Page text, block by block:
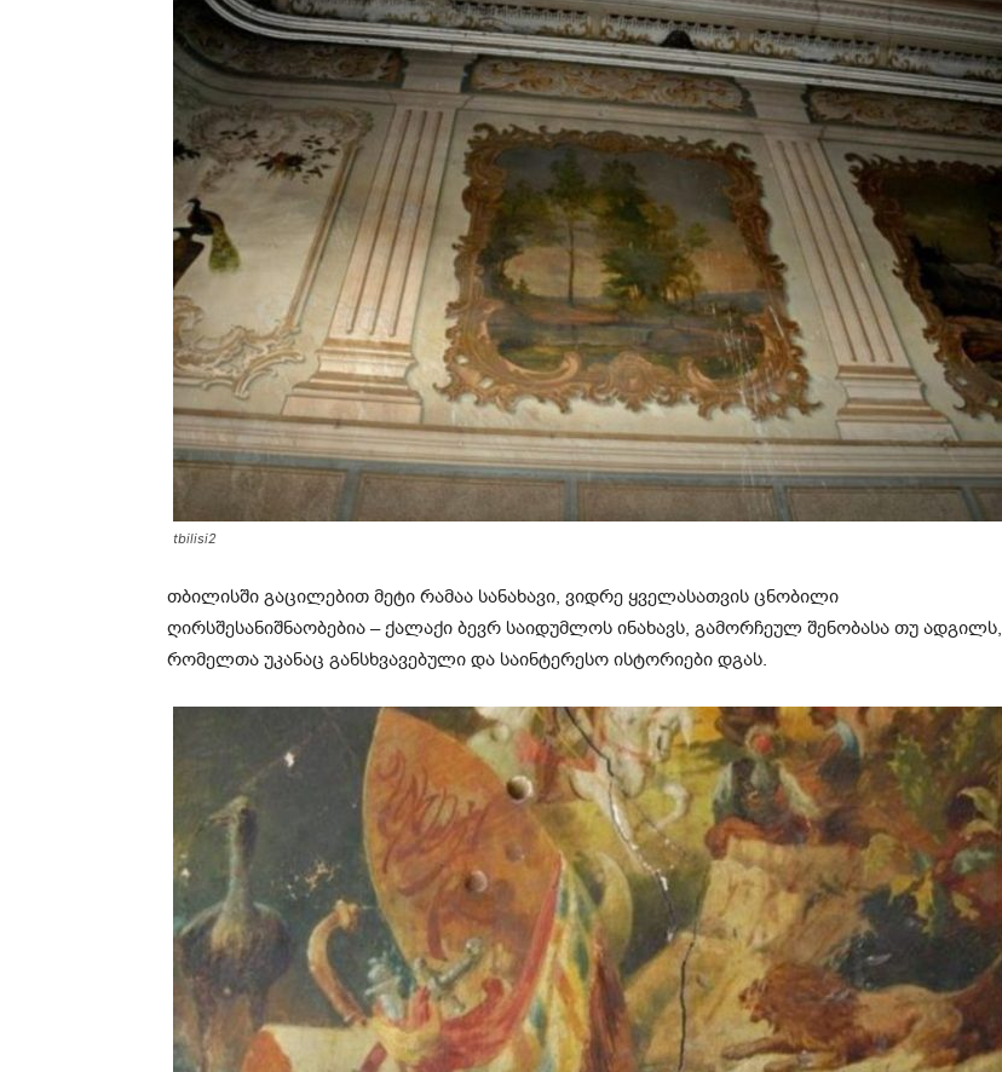
tbilisi2
თბილისში გაცილებით მეტი რამაა სანახავი, ვიდრე ყველასათვის ცნობილი
ღირსშესანიშნაობებია – ქალაქი ბევრ საიდუმლოს ინახავს, გამორჩეულ შენობასა თუ ადგილს,
რომელთა უკანაც განსხვავებული და საინტერესო ისტორიები დგას.